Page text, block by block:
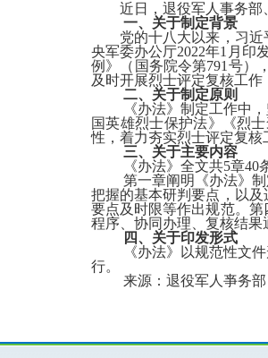
近日，退役军人事务部
一、关于制定背景
党的十八大以来，习
央军委办公厅2022年1月印
例》（国务院令第791号）
及时开展烈士评定复核工
二、关于制定原则
《办法》制定工作中
国英雄烈士保护法》《烈
性，着力夯实烈士评定复核
三、关于主要内容
《办法》全文共5章
第一章阐明《办法》
把握的基本研判要点，以
要点及时限等作出规范。
程序、协同办理、复核结果
四、关于印发形式
《办法》以规范性文
行。
来源：退役军人亊务部